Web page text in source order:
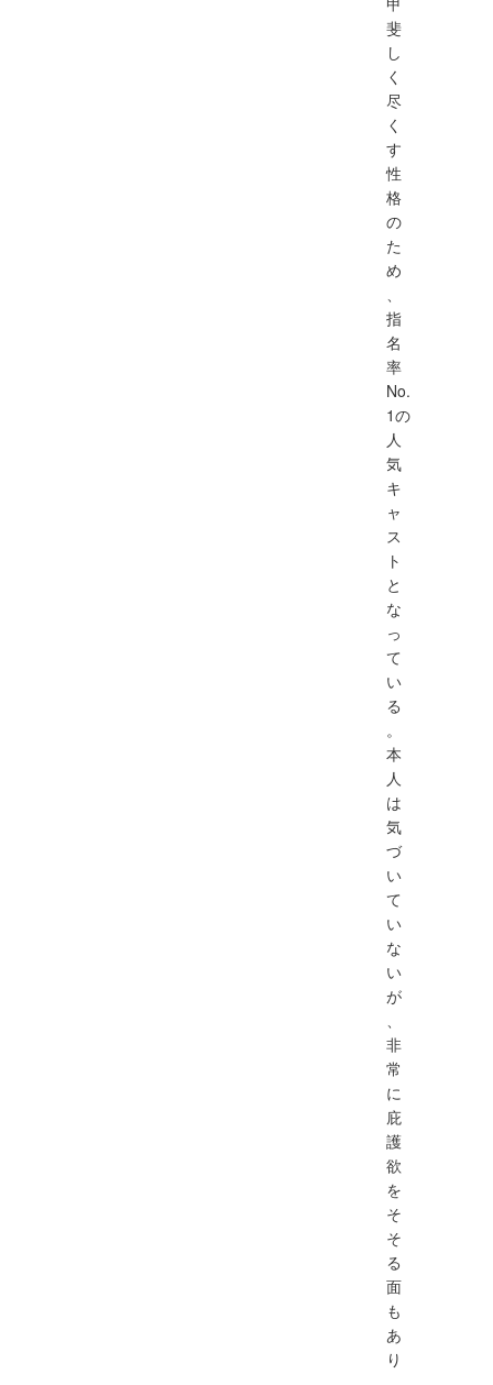
斐
し
く
尽
く
す
性
格
の
た
め
指
名
率
No.
1の
人
気
キ
ャ
ス
ト
と
な
っ
て
い
る
。
本
人
は
気
づ
い
て
い
な
い
が
非
常
に
庇
護
欲
を
そ
そ
る
面
も
あ
り